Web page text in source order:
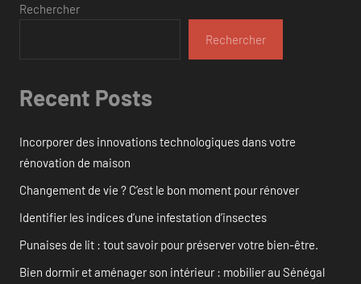
Rechercher
Rechercher
Recent Posts
Incorporer des innovations technologiques dans votre
rénovation de maison
Changement de vie ? C’est le bon moment pour rénover
Identifier les indices d’une infestation d’insectes
Punaises de lit : tout savoir pour préserver votre bien-être.
Bien dormir et aménager son intérieur : mobilier au Sénégal